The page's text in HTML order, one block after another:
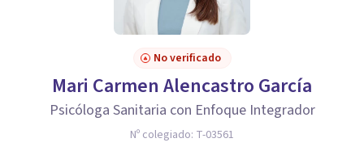
No verificado
Mari Carmen Alencastro García
Psicóloga Sanitaria con Enfoque Integrador
Nº colegiado: T-03561